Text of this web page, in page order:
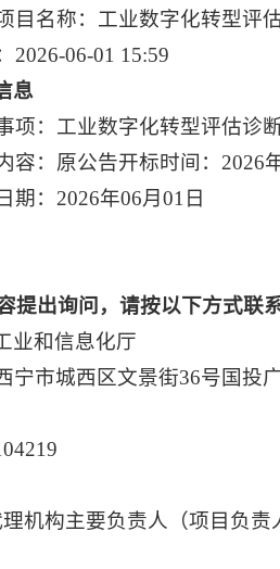
目名称：工业数字化转型评
2026-06-01 15:59
息
项：工业数字化转型评估诊
容：原公告开标时间：2026
期：2026年06月01日
提出询问，请按以下方式联
业和信息化厅
市城西区文景街36号国投
机构主要负责人（项目负责